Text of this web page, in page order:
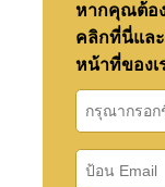
หากคุณต้อง
คลิกที่นี่แล
หน้าที่ของ